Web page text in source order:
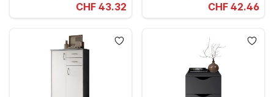
CHF 43.32 CHF 42.46